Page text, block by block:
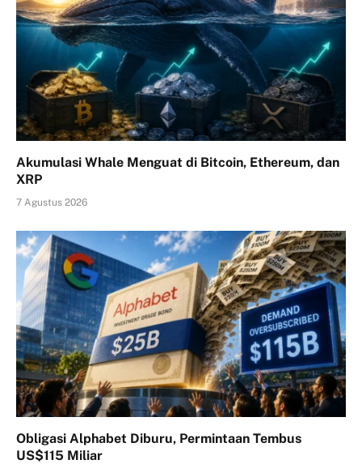
Akumulasi Whale Menguat di Bitcoin, Ethereum, dan
XRP
7 Agustus 2026
Obligasi Alphabet Diburu, Permintaan Tembus
US$115 Miliar